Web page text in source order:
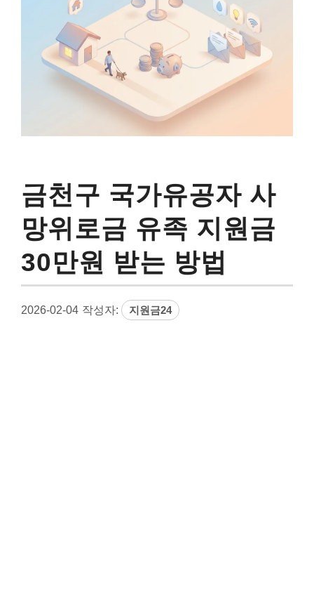
금천구 국가유공자 사
망위로금 유족 지원금
30만원 받는 방법
2026-02-04 작성자: 지원금24